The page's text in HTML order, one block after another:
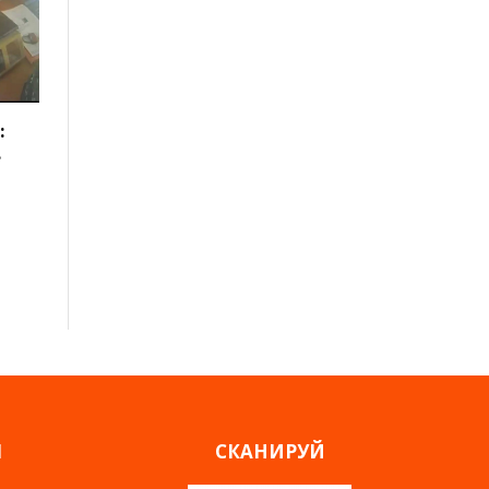
СКАНИРУЙ